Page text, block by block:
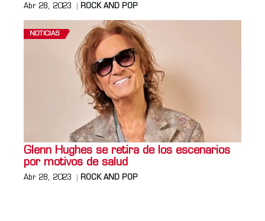
Abr 28, 2023 ROCK AND POP
NOTICIAS
Glenn Hughes se retira de los escenarios
por motivos de salud
Abr 28, 2023 ROCK AND POP